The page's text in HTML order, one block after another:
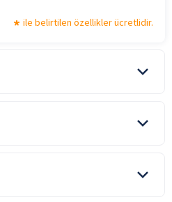
ile belirtilen özellikler ücretlidir.